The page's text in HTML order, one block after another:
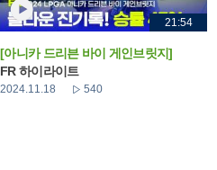
21:54
[아니카 드리븐 바이 게인브릿지]
FR 하이라이트
2024.11.18 540